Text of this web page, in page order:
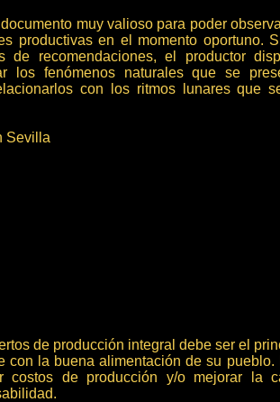
de producción integral debe ser el
con la buena alimentación de su pueblo.
costos de producción y/o mejorar la
muy valioso para poder
productivas en el momento oportuno.
de recomendaciones, el productor
los fenómenos naturales que se
con los ritmos lunares que
Sevilla